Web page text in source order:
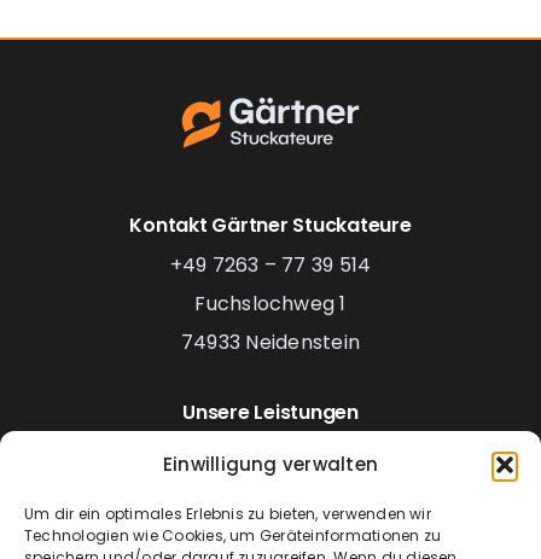
Einwilligung verwalten
Um dir ein optimales Erlebnis zu bieten, verwenden wir
Technologien wie Cookies, um Geräteinformationen zu
Kontakt Gärtner Stuckateure
+49 7263 – 77 39 514
Fuchslochweg 1
74933 Neidenstein
Unsere Leistungen
Putz- & Stuckateurarbeiten
Trockenbau